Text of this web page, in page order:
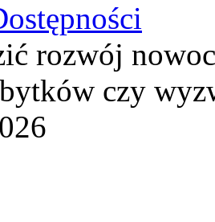
rozwój
czy